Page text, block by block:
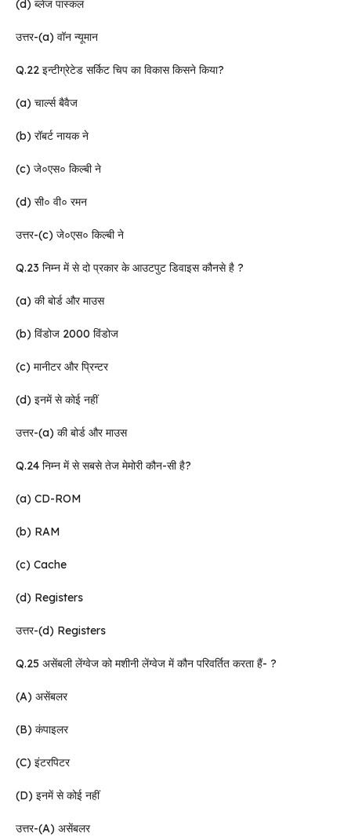
(d) ब्लेज पास्कल
उत्तर-(a) वॉन न्यूमान
Q.22 इन्टीग्रेटेड सर्किट चिप का विकास किसने किया?
(a) चार्ल्स बैवैज
(b) रॉबर्ट नायक ने
(c) जे०एस० किल्बी ने
(d) सी० वी० रमन
उत्तर-(c) जे०एस० किल्बी ने
Q.23 निम्न में से दो प्रकार के आउटपुट डिवाइस कौनसे है ?
(a) की बोर्ड और माउस
(b) विंडोज 2000 विंडोज
(c) मानीटर और प्रिन्टर
(d) इनमें से कोई नहीं
उत्तर-(a) की बोर्ड और माउस
Q.24 निम्न में से सबसे तेज मेमोरी कौन-सी है?
(a) CD-ROM
(b) RAM
(c) Cache
(d) Registers
उत्तर-(d) Registers
Q.25 असेंबली लेंग्वेज को मशीनी लेंग्वेज में कौन परिवर्तित करता हैं- ?
(A) असेंबलर
(B) कंपाइलर
(C) इंटरपिटर
(D) इनमें से कोई नहीं
उत्तर-(A) असेंबलर